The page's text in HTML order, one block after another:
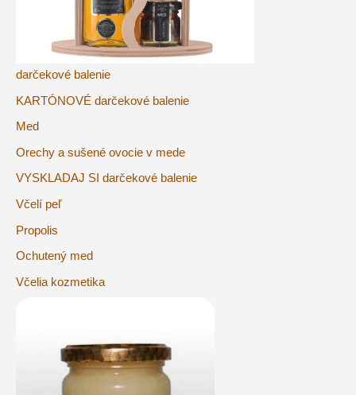
darčekové balenie
KARTÓNOVÉ darčekové balenie
Med
Orechy a sušené ovocie v mede
VYSKLADAJ SI darčekové balenie
Včelí peľ
Propolis
Ochutený med
Včelia kozmetika